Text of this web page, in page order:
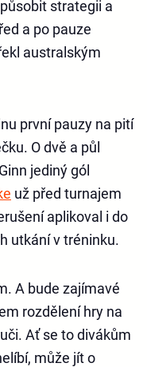
strategii a
a po pauze
australským
první pauzy na pití
O dvě a půl
jediný gól
už před turnajem
aplikoval i do
utkání v tréninku.
A bude zajímavé
rozdělení hry na
Ať se to divákům
může jít o